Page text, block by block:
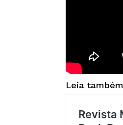
Leia também